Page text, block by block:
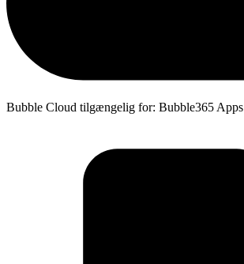
Bubble Cloud tilgængelig for: Bubble365 Apps